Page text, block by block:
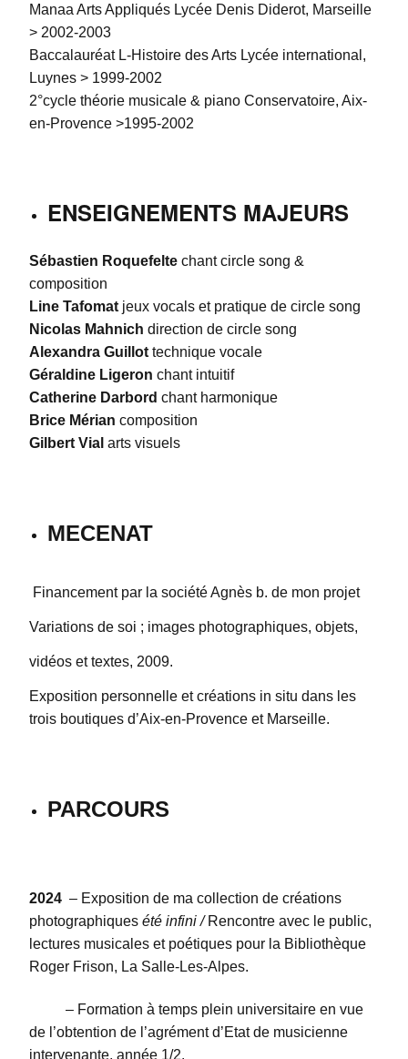
Manaa Arts Appliqués Lycée Denis Diderot, Marseille
> 2002-2003
Baccalauréat L-Histoire des Arts Lycée international,
Luynes > 1999-2002
2°cycle théorie musicale & piano Conservatoire, Aix-
en-Provence >1995-2002
ENSEIGNEMENTS MAJEURS
Sébastien Roquefelte chant circle song &
composition
Line Tafomat jeux vocals et pratique de circle song
Nicolas Mahnich direction de circle song
Alexandra Guillot technique vocale
Géraldine Ligeron chant intuitif
Catherine Darbord chant harmonique
Brice Mérian composition
Gilbert Vial arts visuels
MECENAT
Financement par la société Agnès b. de mon projet
Variations de soi ; images photographiques, objets,
vidéos et textes, 2009.
Exposition personnelle et créations in situ dans les
trois boutiques d’Aix-en-Provence et Marseille.
PARCOURS
2024 – Exposition de ma collection de créations
photographiques été infini / Rencontre avec le public,
lectures musicales et poétiques pour la Bibliothèque
Roger Frison, La Salle-Les-Alpes.
– Formation à temps plein universitaire en vue
de l’obtention de l’agrément d’Etat de musicienne
intervenante, année 1/2.